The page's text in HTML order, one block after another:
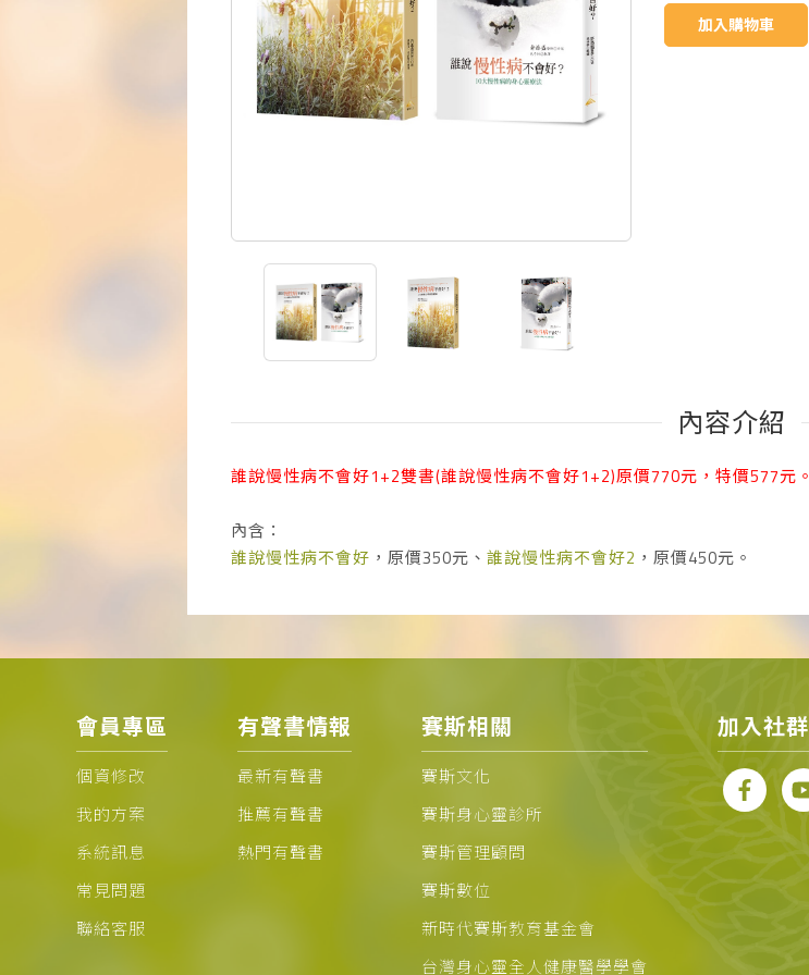
加入購物車
內容介紹
誰說慢性病不會好1+2雙書(誰說慢性病不會好1+2)原價770元，特價577元。
內含：
誰說慢性病不會好 ，原價350元、 誰說慢性病不會好2 ，原價450元。
會員專區
個資修改
我的方案
系統訊息
常見問題
聯絡客服
有聲書情報
最新有聲書
推薦有聲書
熱門有聲書
賽斯相關
賽斯文化
賽斯身心靈診所
賽斯管理顧問
賽斯數位
新時代賽斯教育基金會
台灣身心靈全人健康醫學學會
加入社群